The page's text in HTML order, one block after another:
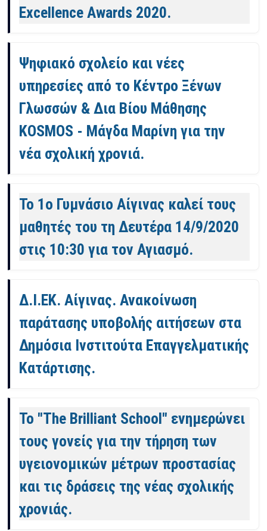
Excellence Awards 2020.
Ψηφιακό σχολείο και νέες
υπηρεσίες από το Κέντρο Ξένων
Γλωσσών & Δια Βίου Μάθησης
KOSMOS - Μάγδα Μαρίνη για την
νέα σχολική χρονιά.
Το 1ο Γυμνάσιο Αίγινας καλεί τους
μαθητές του τη Δευτέρα 14/9/2020
στις 10:30 για τον Αγιασμό.
Δ.Ι.ΕΚ. Αίγινας. Ανακοίνωση
παράτασης υποβολής αιτήσεων στα
Δημόσια Ινστιτούτα Επαγγελματικής
Κατάρτισης.
Το "The Brilliant School" ενημερώνει
τους γονείς για την τήρηση των
υγειονομικών μέτρων προστασίας
και τις δράσεις της νέας σχολικής
χρονιάς.